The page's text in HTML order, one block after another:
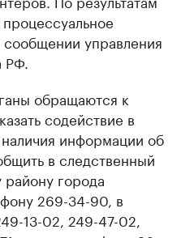
управления
РФ.
обращаются к
содействие в
информации об
в следственный
города
269-34-90, в
13-02, 249-47-02,